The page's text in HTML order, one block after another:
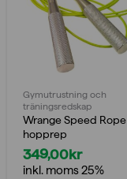
Gymutrustning och
träningsredskap
Wrange Speed Rope
hopprep
349,00kr
inkl. moms 25%